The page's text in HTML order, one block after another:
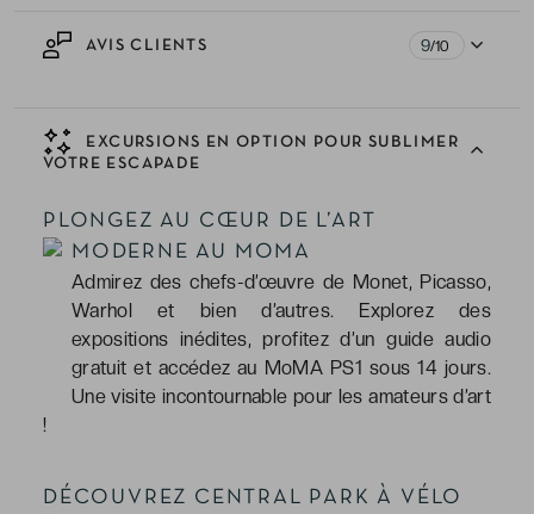
AVIS CLIENTS 9/10
EXCURSIONS EN OPTION POUR SUBLIMER
VOTRE ESCAPADE
PLONGEZ AU CŒUR DE L’ART
MODERNE AU MOMA
Admirez des chefs-d’œuvre de Monet, Picasso,
Warhol et bien d’autres. Explorez des
expositions inédites, profitez d’un guide audio
gratuit et accédez au MoMA PS1 sous 14 jours.
Une visite incontournable pour les amateurs d’art
!
DÉCOUVREZ CENTRAL PARK À VÉLO